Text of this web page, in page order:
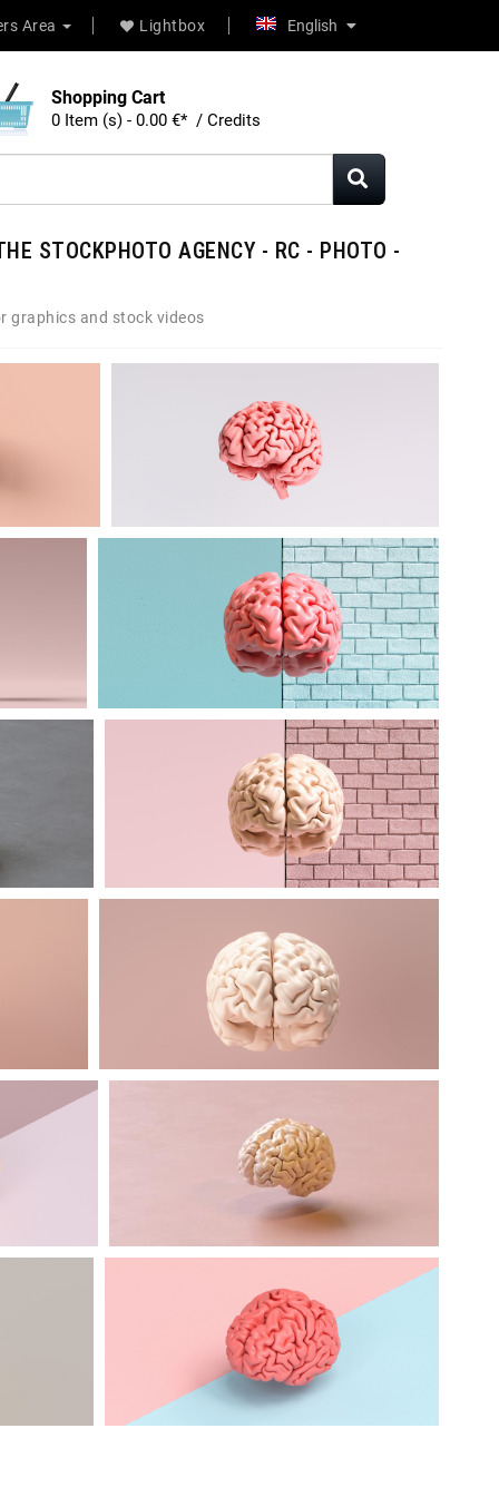
Area Lightbox English
Shopping Cart
0 Item (s) - 0.00 €* / Credits
STOCKPHOTO AGENCY - RC - PHOTO -
graphics and stock videos